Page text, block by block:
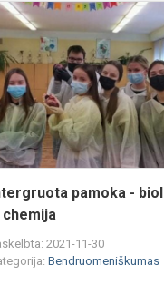
pamoka -
chemija
2021-11-30
Bendruomeniškumas